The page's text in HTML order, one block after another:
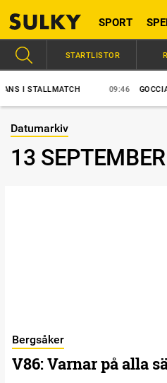
SPORT
I STALLMATCH 09:46
STARTLISTOR
Datumarkiv
13
Bergsåker
V86: Varnar på alla